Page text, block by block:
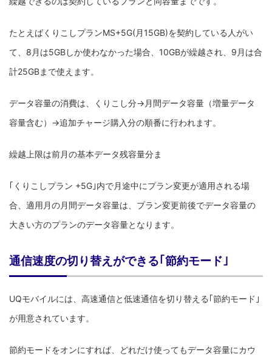
たとえばくりこしプランMS+5G(月15GB)を契約している人がい
て、8月は5GBしか使わなかった場合、10GBが繰越され、9月は合
計25GBまで使えます。
データ容量の消費は、くりこし分→月間データ容量（増量データ
容量含む）→追加チャージ購入分の順番に行われます。
繰越上限は前月の基本データ残容量分ま
｢くりこしプラン +5G｣内で月途中にプラン変更が適用される場
合、適用月の月間データ容量は、プラン変更前後でデータ容量の
大きい方のプランのデータ容量となります。
通信速度の切り替えができる｢節約モード｣
UQモバイルには、高速通信と低速通信を切り替える｢節約モード｣
が用意されています。
節約モードをオンにすれば、どれだけ使ってもデータ容量にカウ